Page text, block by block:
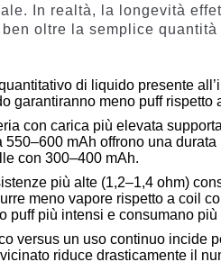
In realtà, la longevità
oltre la semplice
di liquido presente
garantiranno meno puff rispetto
con carica più elevata
mAh offrono una
con 300–400 mAh.
più alte (1,2–1,4 ohm)
meno vapore rispetto a coil
puff più intensi e consumano più
versus un uso continuo incide
riduce drasticamente il